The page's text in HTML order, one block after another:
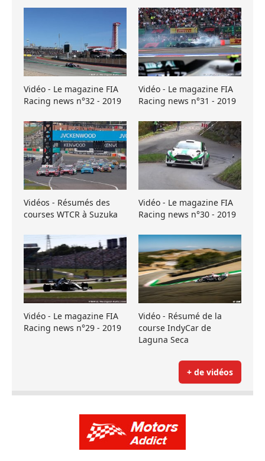
Vidéo - Le magazine FIA
Racing news n°32 - 2019
Vidéo - Le magazine FIA
Racing news n°31 - 2019
Vidéos - Résumés des
courses WTCR à Suzuka
Vidéo - Le magazine FIA
Racing news n°30 - 2019
Vidéo - Le magazine FIA
Racing news n°29 - 2019
Vidéo - Résumé de la
course IndyCar de
Laguna Seca
+ de vidéos